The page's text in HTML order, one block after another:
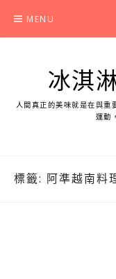
content
MENU
冰淇
人間真正的美味就是在與重
運動
標籤: 阿準越南料